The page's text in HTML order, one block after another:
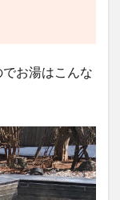
お湯はこんな